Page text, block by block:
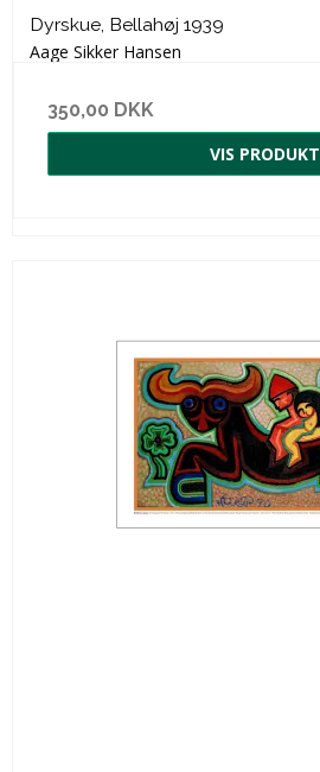
Dyrskue, Bellahøj 1939
Aage Sikker Hansen
350,00 DKK
VIS PRODUKT